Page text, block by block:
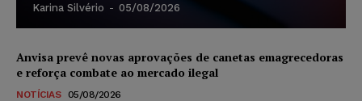
Karina Silvério - 05/08/2026
Anvisa prevê novas aprovações de canetas emagrecedoras
e reforça combate ao mercado ilegal
NOTÍCIAS 05/08/2026